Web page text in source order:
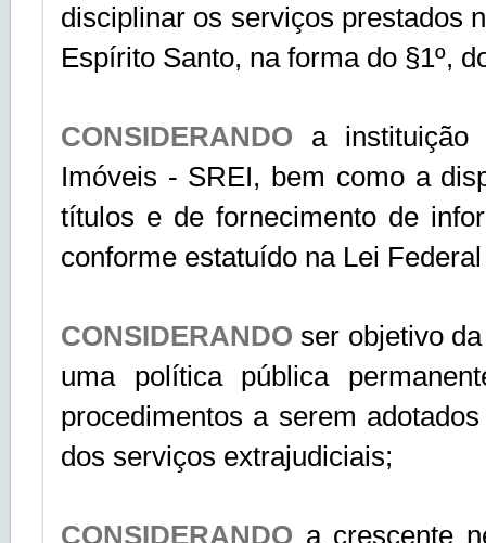
disciplinar os serviços prestados
Espírito Santo, na forma do §1º,
CONSIDERANDO a
Imóveis - SREI, bem como a
títulos e de fornecimento de
conforme estatuído na Lei
CONSIDERANDOser objetivo
uma política pública
procedimentos a serem
dos serviços extrajudiciais;
CONSIDERANDO a crescente